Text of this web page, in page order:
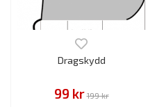
Dragskydd
99 kr 199 kr